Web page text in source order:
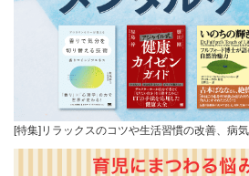
[特集]リラックスのコツや生活習慣の改善、病